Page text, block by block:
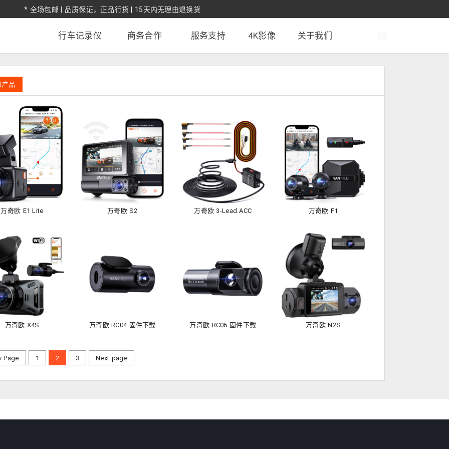
* 全场包邮 | 品质保证，正品行货 | 15天内无理由退换货
行车记录仪 商务合作 服务支持 4K影像 关于我们
产品
万奇欧 E1 Lite 万奇欧 S2 万奇欧 3-Lead ACC 万奇欧 F1
万奇欧 X4S 万奇欧 RC04 固件下载 万奇欧 RC06 固件下载 万奇欧 N2S
Page 1 2 3 Next page